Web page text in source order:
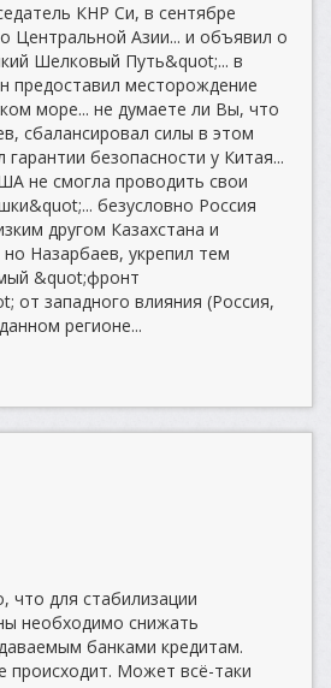
КНР Си, в сентябре
Центральной Азии... и объявил о
Шелковый Путь&quot;... в
предоставил месторождение
море... не думаете ли Вы, что
сбалансировал силы в этом
гарантии безопасности у Китая...
не смогла проводить свои
безусловно Россия
другом Казахстана и
но Назарбаев, укрепил тем
&quot;фронт
от западного влияния (Россия,
регионе...
что для стабилизации
необходимо снижать
банками кредитам.
происходит. Может всё-таки